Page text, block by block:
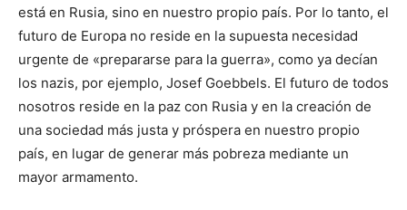
está en Rusia, sino en nuestro propio país. Por lo tanto, el
futuro de Europa no reside en la supuesta necesidad
urgente de «prepararse para la guerra», como ya decían
los nazis, por ejemplo, Josef Goebbels. El futuro de todos
nosotros reside en la paz con Rusia y en la creación de
una sociedad más justa y próspera en nuestro propio
país, en lugar de generar más pobreza mediante un
mayor armamento.